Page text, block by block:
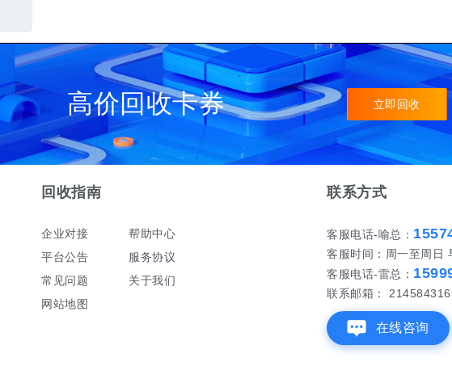
高价回收卡券 立即回收
回收指南
企业对接
平台公告
常见问题
网站地图
帮助中心
服务协议
关于我们
联系方式
客服电话-喻总：
客服时间：周一至周日
客服电话-雷总：
联系邮箱：
在线咨询